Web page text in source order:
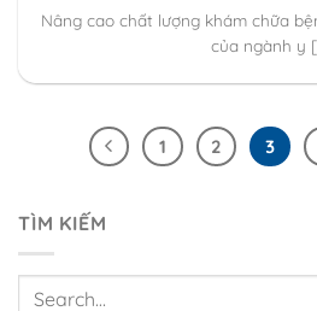
Nâng cao chất lượng khám chữa
của ngành y
1 2 3
TÌM KIẾM